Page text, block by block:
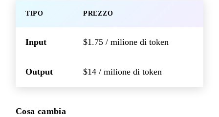
TIPO PREZZO
Input $1.75 / milione di token
Output $14 / milione di token
Cosa cambia